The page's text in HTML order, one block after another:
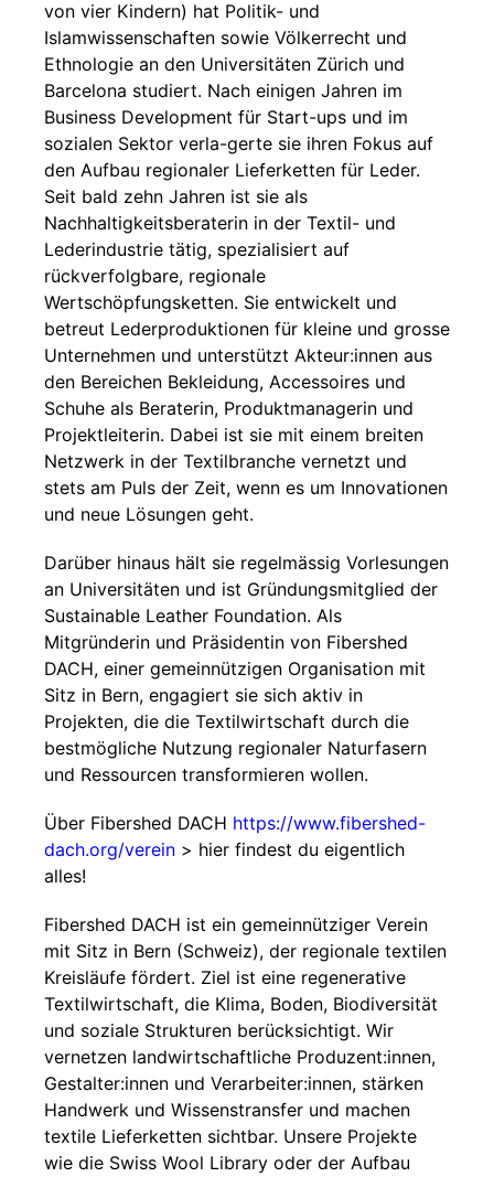
von vier Kindern) hat Politik- und
Islamwissenschaften sowie Völkerrecht und
Ethnologie an den Universitäten Zürich und
Barcelona studiert. Nach einigen Jahren im
Business Development für Start-ups und im
sozialen Sektor verla-gerte sie ihren Fokus auf
den Aufbau regionaler Lieferketten für Leder.
Seit bald zehn Jahren ist sie als
Nachhaltigkeitsberaterin in der Textil- und
Lederindustrie tätig, spezialisiert auf
rückverfolgbare, regionale
Wertschöpfungsketten. Sie entwickelt und
betreut Lederproduktionen für kleine und grosse
Unternehmen und unterstützt Akteur:innen aus
den Bereichen Bekleidung, Accessoires und
Schuhe als Beraterin, Produktmanagerin und
Projektleiterin. Dabei ist sie mit einem breiten
Netzwerk in der Textilbranche vernetzt und
stets am Puls der Zeit, wenn es um Innovationen
und neue Lösungen geht.
Darüber hinaus hält sie regelmässig Vorlesungen
an Universitäten und ist Gründungsmitglied der
Sustainable Leather Foundation. Als
Mitgründerin und Präsidentin von Fibershed
DACH, einer gemeinnützigen Organisation mit
Sitz in Bern, engagiert sie sich aktiv in
Projekten, die die Textilwirtschaft durch die
bestmögliche Nutzung regionaler Naturfasern
und Ressourcen transformieren wollen.
Über Fibershed DACH https://www.fibershed-
dach.org/verein > hier findest du eigentlich
alles!
Fibershed DACH ist ein gemeinnütziger Verein
mit Sitz in Bern (Schweiz), der regionale textilen
Kreisläufe fördert. Ziel ist eine regenerative
Textilwirtschaft, die Klima, Boden, Biodiversität
und soziale Strukturen berücksichtigt. Wir
vernetzen landwirtschaftliche Produzent:innen,
Gestalter:innen und Verarbeiter:innen, stärken
Handwerk und Wissenstransfer und machen
textile Lieferketten sichtbar. Unsere Projekte
wie die Swiss Wool Library oder der Aufbau